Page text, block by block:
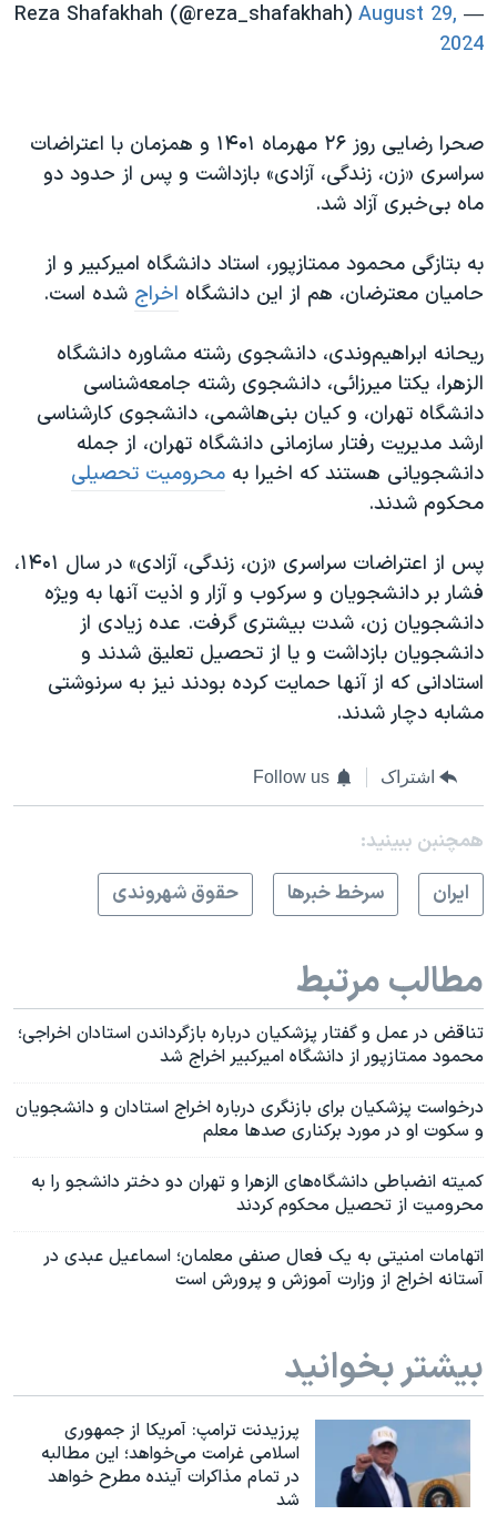
— Reza Shafakhah (@reza_shafakhah)
August 29,
2024
صحرا رضایی روز ۲۶ مهرماه ۱۴۰۱ و همزمان با اعتراضات
سراسری «زن، زندگی، آزادی» بازداشت و پس از حدود دو
ماه بی‌خبری آزاد شد.
به بتازگی محمود ممتازپور، استاد دانشگاه امیرکبیر و از
حامیان معترضان، هم از این دانشگاه اخراج شده است.
ریحانه ابراهیم‌وندی، دانشجوی رشته مشاوره دانشگاه
الزهرا، یکتا میرزائی، دانشجوی رشته جامعه‌شناسی
دانشگاه تهران، و کیان بنی‌هاشمی، دانشجوی کارشناسی
ارشد مدیریت رفتار سازمانی دانشگاه تهران، از جمله
دانشجویانی هستند که اخیرا به محرومیت تحصیلی
محکوم شدند.
پس از اعتراضات سراسری «زن، زندگی، آزادی» در سال ۱۴۰۱،
فشار بر دانشجویان و سرکوب و آزار و اذیت آنها به ویژه
دانشجویان زن، شدت بیشتری گرفت. عده زیادی از
دانشجویان بازداشت و یا از تحصیل تعلیق شدند و
استادانی که از آنها حمایت کرده بودند نیز به سرنوشتی
مشابه دچار شدند.
اشتراک Follow us
همچنبن ببینید:
ايران
سرخط خبرها حقوق شهروندی
مطالب مرتبط
تناقض در عمل و گفتار پزشکیان درباره بازگرداندن استادان اخراجی؛
محمود ممتازپور از دانشگاه امیرکبیر اخراج شد
درخواست پزشکیان برای بازنگری درباره اخراج استادان و دانشجویان
و سکوت او در مورد برکناری صدها معلم
کمیته انضباطی دانشگاه‌های الزهرا و تهران دو دختر دانشجو را به
محرومیت از تحصیل محکوم کردند
اتهامات امنیتی به یک فعال صنفی معلمان؛ اسماعیل عبدی در
آستانه اخراج از وزارت آموزش و پرورش است
بیشتر بخوانید
پرزیدنت ترامپ: آمریکا از جمهوری
اسلامی غرامت می‌خواهد؛ این مطالبه
در تمام مذاکرات آینده مطرح خواهد
شد